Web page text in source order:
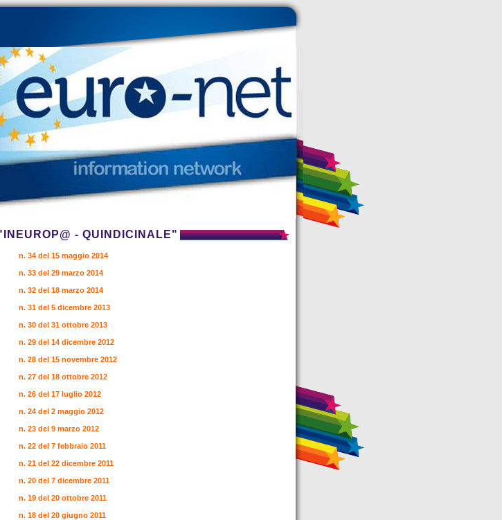
- QUINDICINALE"
n. 34 del 15 maggio 2014
n. 33 del 29 marzo 2014
n. 32 del 18 marzo 2014
n. 31 del 5 dicembre 2013
n. 30 del 31 ottobre 2013
n. 29 del 14 dicembre 2012
n. 28 del 15 novembre 2012
n. 27 del 18 ottobre 2012
n. 26 del 17 luglio 2012
n. 24 del 2 maggio 2012
n. 23 del 9 marzo 2012
n. 22 del 7 febbraio 2011
n. 21 del 22 dicembre 2011
n. 20 del 7 dicembre 2011
n. 19 del 20 ottobre 2011
n. 18 del 20 giugno 2011